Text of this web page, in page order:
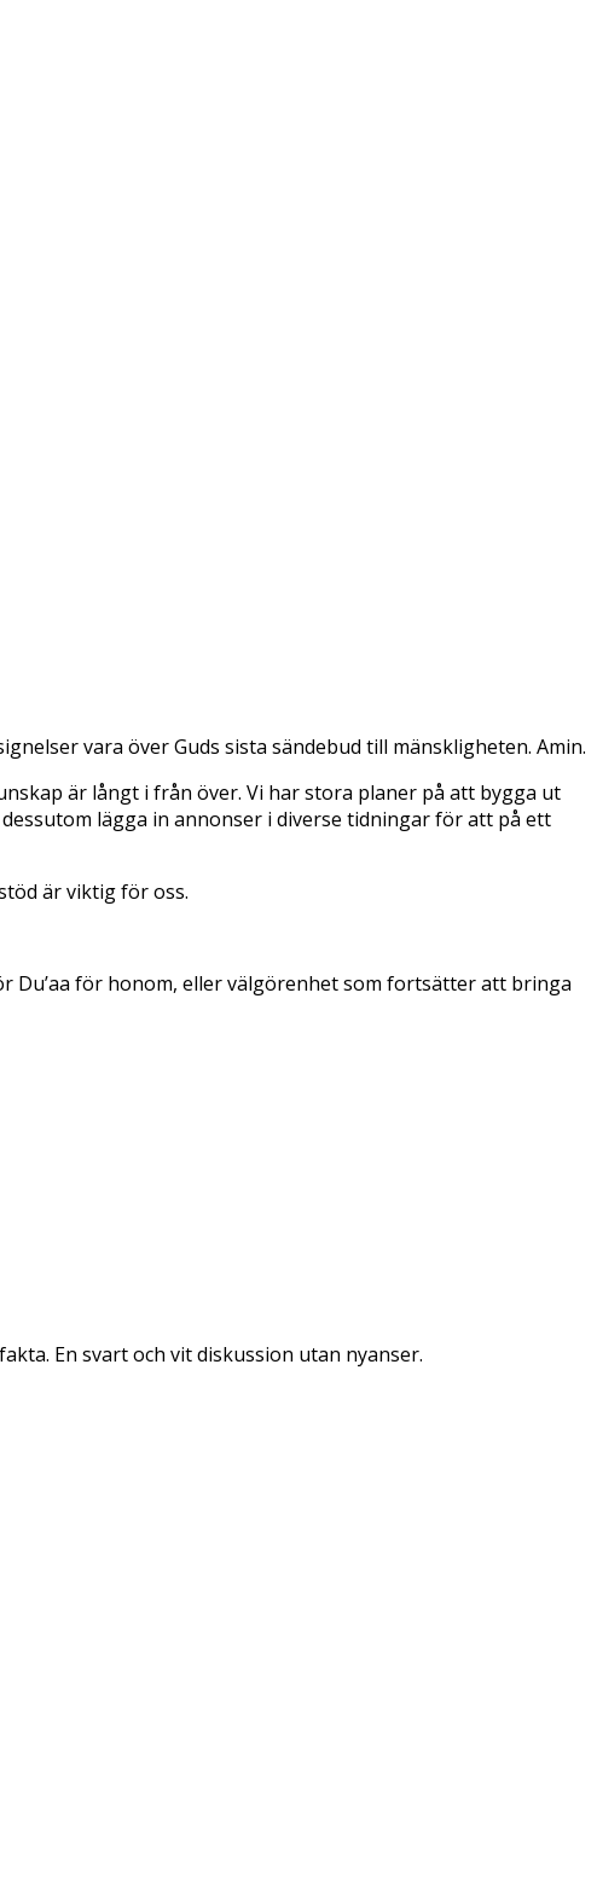
vara över Guds sista sändebud till mänskligheten. Amin.
är långt i från över. Vi har stora planer på att bygga ut
lägga in annonser i diverse tidningar för att på ett
är viktig för oss.
Du’aa för honom, eller välgörenhet som fortsätter att bringa
En svart och vit diskussion utan nyanser.